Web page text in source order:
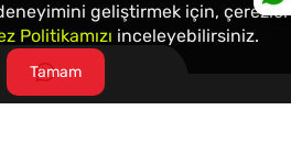
geliştirmek için, çerezler
Politikamızı inceleyebilirsiniz.
Tamam